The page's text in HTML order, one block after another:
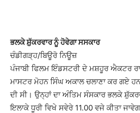
ਭਲਕੇ ਸ਼ੁੱਕਰਵਾਰ ਨੂੰ ਹੋਵੇਗਾ ਸਸਕਾਰ
ਚੰਡੀਗੜ੍ਹ/ਬਿਊਰੋ ਨਿਊਜ਼
ਪੰਜਾਬੀ ਫਿਲਮ ਇੰਡਸਟਰੀ ਦੇ ਮਸ਼ਹੂਰ ਐਕਟਰ
ਮਾਸਟਰ ਮੋਹਨ ਸਿੰਘ ਅਕਾਲ ਚਲਾਣਾ ਕਰ ਗਏ
ਦੀ ਸੀ। ਉਨ੍ਹਾਂ ਦਾ ਅੰਤਿਮ ਸੰਸਕਾਰ ਭਲਕੇ
ਇਲਾਕੇ ਧੂਰੀ ਵਿਖੇ ਸਵੇਰੇ 11.00 ਵਜੇ ਕੀਤਾ